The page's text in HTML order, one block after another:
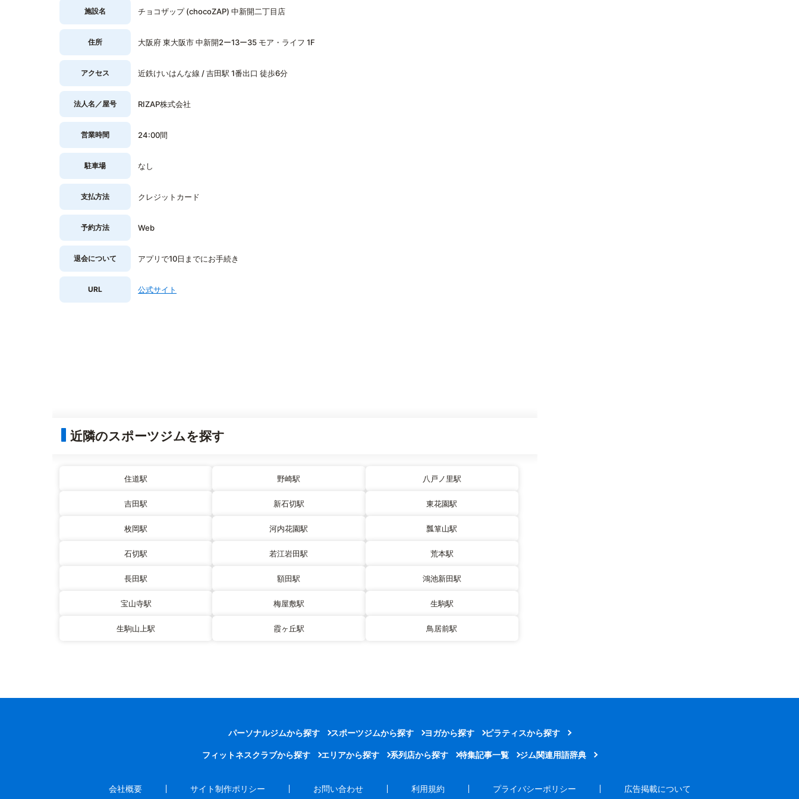
施設名 チョコザップ (chocoZAP) 中新開二丁目店
住所 大阪府 東大阪市 中新開2ー13ー35 モア・ライフ 1F
アクセス 近鉄けいはんな線 / 吉田駅 1番出口 徒歩6分
法人名／屋号 RIZAP株式会社
営業時間 24:00間
駐車場 なし
支払方法 クレジットカード
予約方法 Web
退会について アプリで10日までにお手続き
URL 公式サイト
近隣のスポーツジムを探す
住道駅 野崎駅 八戸ノ里駅
吉田駅 新石切駅 東花園駅
枚岡駅 河内花園駅 瓢箪山駅
石切駅 若江岩田駅 荒本駅
長田駅 額田駅 鴻池新田駅
宝山寺駅 梅屋敷駅 生駒駅
生駒山上駅 霞ヶ丘駅 鳥居前駅
パーソナルジムから探す スポーツジムから探す ヨガから探す ピラティスから探す
フィットネスクラブから探す エリアから探す 系列店から探す 特集記事一覧 ジム関連用語辞典
会社概要 サイト制作ポリシー お問い合わせ 利用規約 プライバシーポリシー 広告掲載について